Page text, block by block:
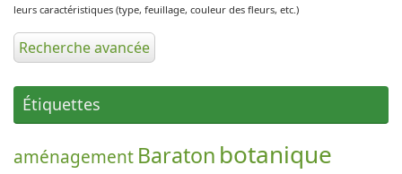
leurs caractéristiques (type, feuillage, couleur des fleurs, etc.)
Recherche avancée
Étiquettes
aménagement Baraton botanique